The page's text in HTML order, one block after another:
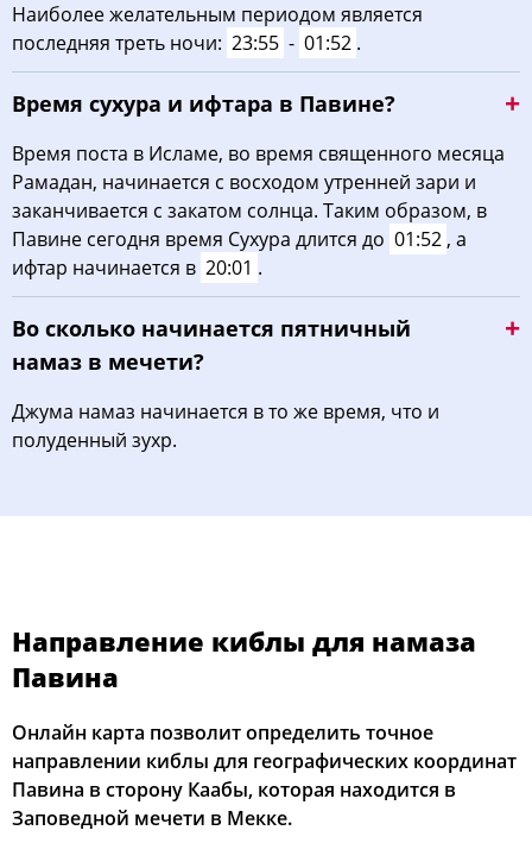
29, Сб 02:16 04:45 11:56 15:43 19:06
30, Вс 02:20 04:48 11:56 15:42 19:03 21:18
02:24 04:50 11:56
Наиболее желательным периодом является
последняя треть ночи: 23:55 - 01:52 .
Время сухура и ифтара в Павине?
Время поста в Исламе, во время священного месяца
Рамадан, начинается с восходом утренней зари и
заканчивается с закатом солнца. Таким образом, в
Павине сегодня время Сухура длится до 01:52 , а
ифтар начинается в 20:01 .
Во сколько начинается пятничный
намаз в мечети?
Джума намаз начинается в то же время, что и
полуденный зухр.
Направление киблы для намаза
Павина
Онлайн карта позволит определить точное
направлении киблы для географических координат
Павина в сторону Каабы, которая находится в
Заповедной мечети в Мекке.